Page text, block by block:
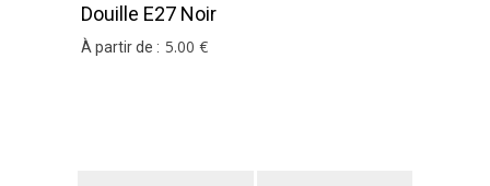
Douille E27 Noir
À partir de : 5.00 €